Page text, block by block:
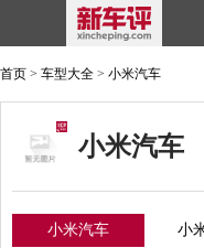
首页 > 车型大全 > 小米汽车
小米汽车
小米汽车 小